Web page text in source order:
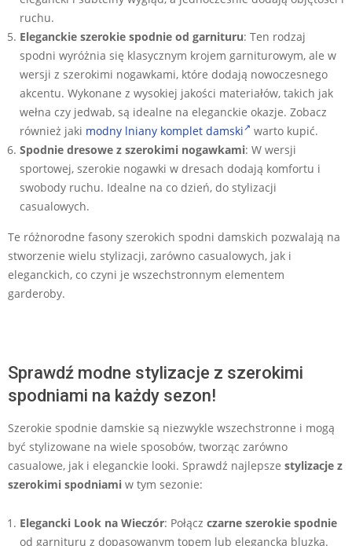
ruchu.
Eleganckie szerokie spodnie od garnituru: Ten rodzaj
spodni wyróżnia się klasycznym krojem garniturowym, ale w
wersji z szerokimi nogawkami, które dodają nowoczesnego
akcentu. Wykonane z wysokiej jakości materiałów, takich jak
wełna czy jedwab, są idealne na eleganckie okazje. Zobacz
również jaki modny lniany komplet damski
warto kupić.
Spodnie dresowe z szerokimi nogawkami: W wersji
sportowej, szerokie nogawki w dresach dodają komfortu i
swobody ruchu. Idealne na co dzień, do stylizacji
casualowych.
Te różnorodne fasony szerokich spodni damskich pozwalają na
stworzenie wielu stylizacji, zarówno casualowych, jak i
eleganckich, co czyni je wszechstronnym elementem
garderoby.
Sprawdź modne stylizacje z szerokimi
spodniami na każdy sezon!
Szerokie spodnie damskie są niezwykle wszechstronne i mogą
być stylizowane na wiele sposobów, tworząc zarówno
casualowe, jak i eleganckie looki. Sprawdź najlepsze stylizacje z
szerokimi spodniami w tym sezonie:
Elegancki Look na Wieczór: Połącz czarne szerokie spodnie
od garnituru z dopasowanym topem lub elegancką bluzką.